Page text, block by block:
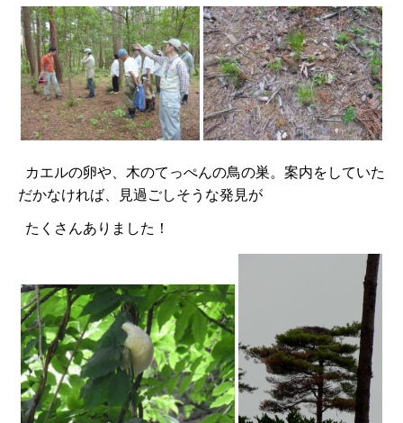
カエルの卵や、木のてっぺんの鳥の巣。案内をしていた
だかなければ、見過ごしそうな発見が
たくさんありました！